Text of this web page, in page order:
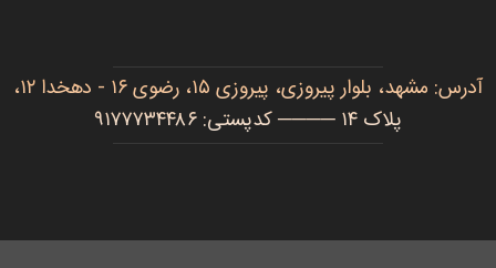
آدرس: مشهد، بلوار پیروزی، پیروزی ۱۵، رضوی ۱۶ - دهخدا ۱۲،
پلاک ۱۴ ──── کدپستی: ۹۱۷۷۷۳۴۴۸۶